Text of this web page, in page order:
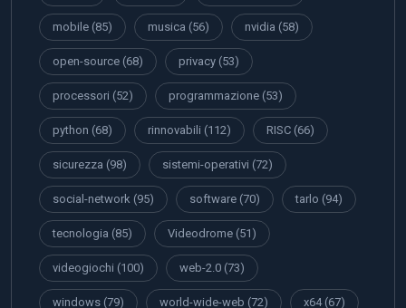
mobile (85) musica (56) nvidia (58)
open-source (68) privacy (53)
processori (52) programmazione (53)
python (68) rinnovabili (112) RISC (66)
sicurezza (98) sistemi-operativi (72)
social-network (95) software (70) tarlo (94)
tecnologia (85) Videodrome (51)
videogiochi (100) web-2.0 (73)
windows (79) world-wide-web (72) x64(67)